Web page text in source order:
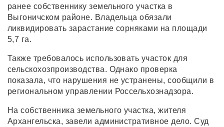
ранее собственнику земельного участка в
Выгоничском районе. Владельца обязали
ликвидировать зарастание сорняками на площади
5,7 га.
Также требовалось использовать участок для
сельскохозпроизводства. Однако проверка
показала, что нарушения не устранены, сообщили в
региональном управлении Россельхознадзора.
На собственника земельного участка, жителя
Архангельска, завели административное дело. Суд